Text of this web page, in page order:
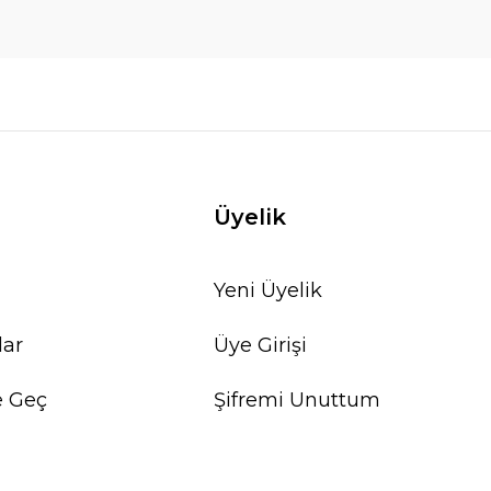
Geç
Üyelik
Yeni Üyelik
Üye Girişi
Şifremi Unuttum